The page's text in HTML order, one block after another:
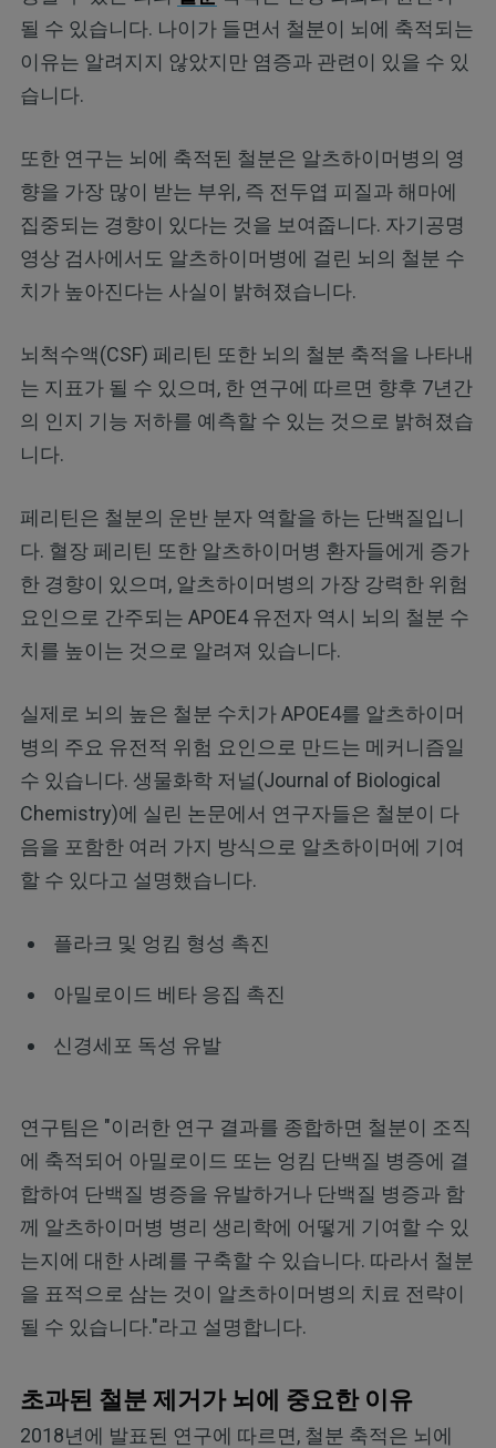
될 수 있습니다. 나이가 들면서 철분이 뇌에 축적되는
이유는 알려지지 않았지만 염증과 관련이 있을 수 있
습니다.
또한 연구는 뇌에 축적된 철분은 알츠하이머병의 영
향을 가장 많이 받는 부위, 즉 전두엽 피질과 해마에
집중되는 경향이 있다는 것을 보여줍니다. 자기공명
영상 검사에서도 알츠하이머병에 걸린 뇌의 철분 수
치가 높아진다는 사실이 밝혀졌습니다.
뇌척수액(CSF) 페리틴 또한 뇌의 철분 축적을 나타내
는 지표가 될 수 있으며, 한 연구에 따르면 향후 7년간
의 인지 기능 저하를 예측할 수 있는 것으로 밝혀졌습
니다.
페리틴은 철분의 운반 분자 역할을 하는 단백질입니
다. 혈장 페리틴 또한 알츠하이머병 환자들에게 증가
한 경향이 있으며, 알츠하이머병의 가장 강력한 위험
요인으로 간주되는 APOE4 유전자 역시 뇌의 철분 수
치를 높이는 것으로 알려져 있습니다.
실제로 뇌의 높은 철분 수치가 APOE4를 알츠하이머
병의 주요 유전적 위험 요인으로 만드는 메커니즘일
수 있습니다. 생물화학 저널(Journal of Biological
Chemistry)에 실린 논문에서 연구자들은 철분이 다
음을 포함한 여러 가지 방식으로 알츠하이머에 기여
할 수 있다고 설명했습니다.
플라크 및 엉킴 형성 촉진
아밀로이드 베타 응집 촉진
신경세포 독성 유발
연구팀은 "이러한 연구 결과를 종합하면 철분이 조직
에 축적되어 아밀로이드 또는 엉킴 단백질 병증에 결
합하여 단백질 병증을 유발하거나 단백질 병증과 함
께 알츠하이머병 병리 생리학에 어떻게 기여할 수 있
는지에 대한 사례를 구축할 수 있습니다. 따라서 철분
을 표적으로 삼는 것이 알츠하이머병의 치료 전략이
될 수 있습니다."라고 설명합니다.
초과된 철분 제거가 뇌에 중요한 이유
2018년에 발표된 연구에 따르면, 철분 축적은 뇌에